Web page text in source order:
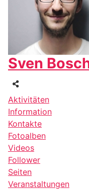
Sven
Aktivitäten
Information
Kontakte
Fotoalben
Videos
Follower
Seiten
Veranstaltungen